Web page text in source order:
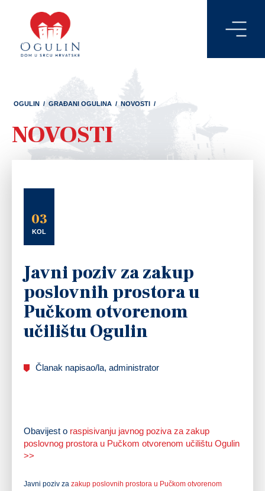
OGULIN / GRAĐANI OGULINA / NOVOSTI /
NOVOSTI
03
KOL
Javni poziv za zakup
poslovnih prostora u
Pučkom otvorenom
učilištu Ogulin
Članak napisao/la, administrator
Obavijest o raspisivanju javnog poziva za zakup
poslovnog prostora u Pučkom otvorenom učilištu Ogulin
>>
Javni poziv za zakup poslovnih prostora u Pučkom otvorenom